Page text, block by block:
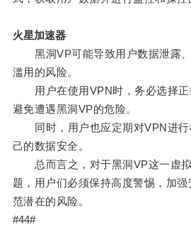
火星加速器
黑洞VP可能导致用户数据泄露、
滥用的风险。
用户在使用VPN时，务必选择正
避免遭遇黑洞VP的危险。
同时，用户也应定期对VPN进行
己的数据安全。
总而言之，对于黑洞VP这一虚拟
题，用户们必须保持高度警惕，加
范潜在的风险。
#44#